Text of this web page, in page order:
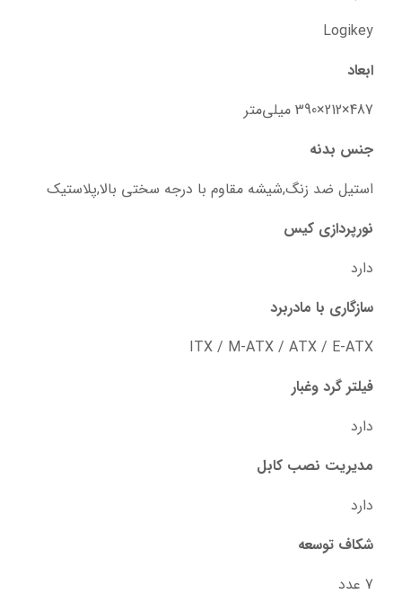
Logikey
ابعاد
487×212×390 میلی‌متر
جنس بدنه
استیل ضد زنگ,شیشه مقاوم با درجه سختی بالا,پلاستیک
نورپردازی کیس
دارد
سازگاری با مادربرد
ITX / M-ATX / ATX / E-ATX
فیلتر گرد وغبار
دارد
مدیریت نصب کابل
دارد
شکاف توسعه
7 عدد